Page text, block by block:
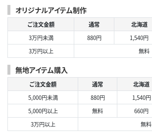
オリジナルアイテム制作
ご注文金額 通常 北海道
3万円未満
880円 1,540円
3万円以上
無料
無地アイテム購入
ご注文金額 通常 北海道
5,000円未満
880円 1,540円
5,000円以上
無料 660円
3万円以上
無料